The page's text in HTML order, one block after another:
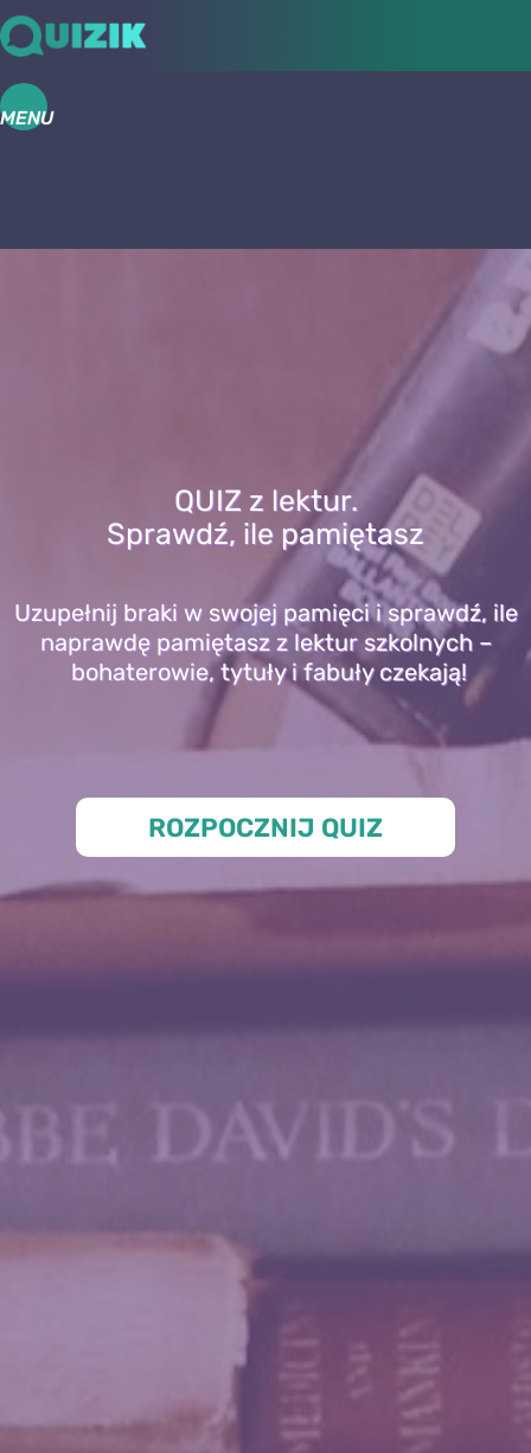
MENU
QUIZ z lektur.
Sprawdź, ile pamiętasz
Uzupełnij braki w swojej pamięci i sprawdź, ile
naprawdę pamiętasz z lektur szkolnych –
bohaterowie, tytuły i fabuły czekają!
ROZPOCZNIJ QUIZ